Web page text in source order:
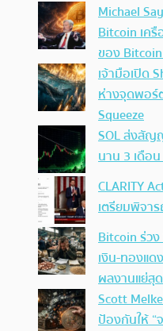
Michael
Bitcoin เค
ของ
เจ้ามือเปิด
ห่างจุดพอร์
Squeeze
SOL ส่งสัญ
นาน 3 เดือ
CLARITY
เตรียมพิจา
Bitcoin ร่ว
เงิน-ทองแ
ผลงานแย่สุด
Scott
ป้องกันให้ “